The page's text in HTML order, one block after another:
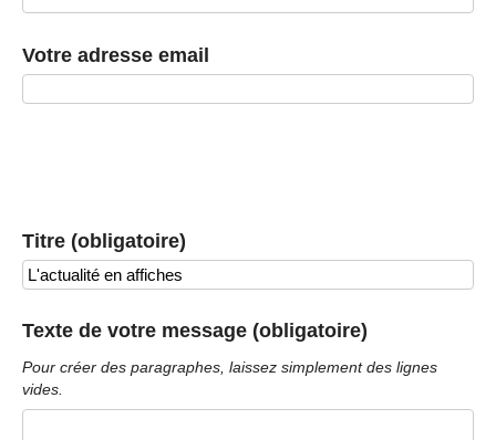
Votre adresse email
Titre (obligatoire)
Texte de votre message (obligatoire)
Pour créer des paragraphes, laissez simplement des lignes
vides.